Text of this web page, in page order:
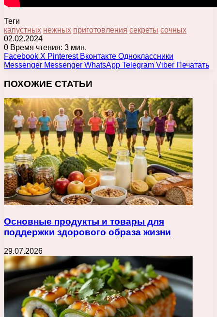
Теги
капустных нежных приготовления секреты сочных
02.02.2024
0 Время чтения: 3 мин.
Facebook X Pinterest Вконтакте Одноклассники
Messenger Messenger WhatsApp Telegram Viber Печатать
ПОХОЖИЕ СТАТЬИ
Основные продукты и товары для
поддержки здорового образа жизни
29.07.2026